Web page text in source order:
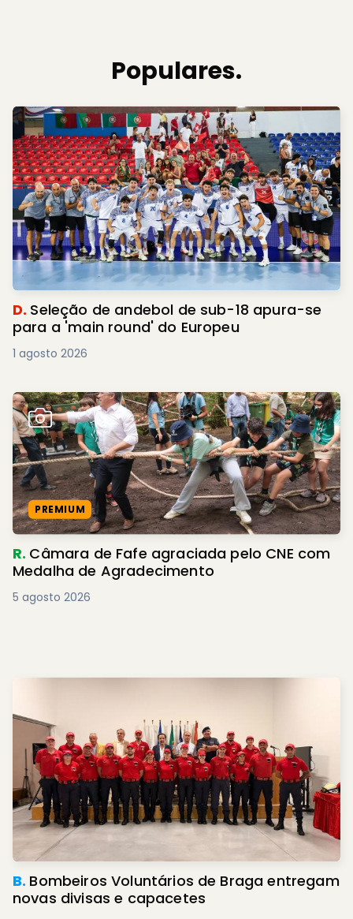
Populares.
D. Seleção de andebol de sub-18 apura-se
para a 'main round' do Europeu
1 agosto 2026
PREMIUM
R. Câmara de Fafe agraciada pelo CNE com
Medalha de Agradecimento
5 agosto 2026
B. Bombeiros Voluntários de Braga entregam
novas divisas e capacetes